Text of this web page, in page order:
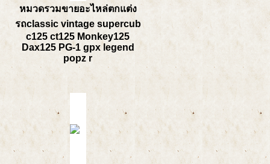
หมวดรวมขายอะไหล่ตกแต่ง
รถclassic vintage supercub
c125 ct125 Monkey125
Dax125 PG-1 gpx legend
popz r